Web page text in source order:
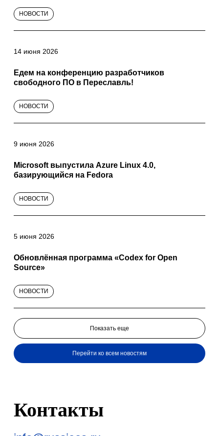
НОВОСТИ
14 июня 2026
Едем на конференцию разработчиков
свободного ПО в Переславль!
НОВОСТИ
9 июня 2026
Microsoft выпустила Azure Linux 4.0,
базирующийся на Fedora
НОВОСТИ
5 июня 2026
Обновлённая программа «Codex for Open
Source»
НОВОСТИ
Показать еще
Перейти ко всем новостям
Контакты